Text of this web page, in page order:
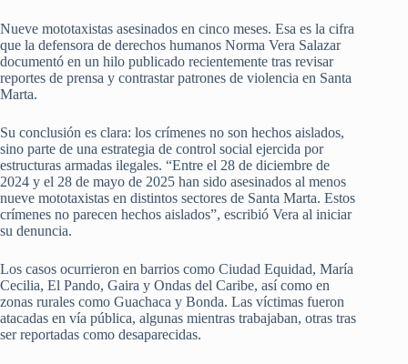
Nueve mototaxistas asesinados en cinco meses. Esa es la cifra
que la defensora de derechos humanos Norma Vera Salazar
documentó en un hilo publicado recientemente tras revisar
reportes de prensa y contrastar patrones de violencia en Santa
Marta.
Su conclusión es clara: los crímenes no son hechos aislados,
sino parte de una estrategia de control social ejercida por
estructuras armadas ilegales. “Entre el 28 de diciembre de
2024 y el 28 de mayo de 2025 han sido asesinados al menos
nueve mototaxistas en distintos sectores de Santa Marta. Estos
crímenes no parecen hechos aislados”, escribió Vera al iniciar
su denuncia.
Los casos ocurrieron en barrios como Ciudad Equidad, María
Cecilia, El Pando, Gaira y Ondas del Caribe, así como en
zonas rurales como Guachaca y Bonda. Las víctimas fueron
atacadas en vía pública, algunas mientras trabajaban, otras tras
ser reportadas como desaparecidas.